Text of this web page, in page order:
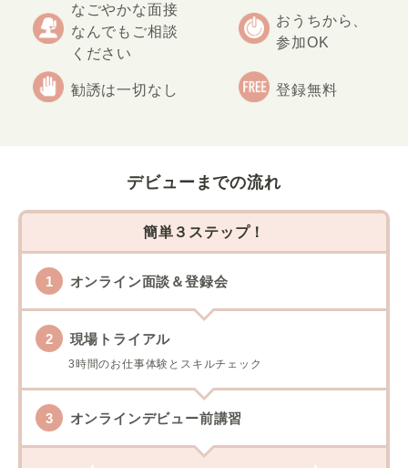
なごやかな面接
なんでもご相談
ください
おうちから、
参加OK
勧誘は一切なし 登録無料
デビューまでの流れ
簡単３ステップ！
オンライン面談＆登録会
現場トライアル
3時間のお仕事体験とスキルチェック
オンラインデビュー前講習